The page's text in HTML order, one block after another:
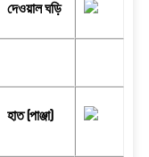
দেওয়াল ঘড়ি
হাত (পাঞ্জা)